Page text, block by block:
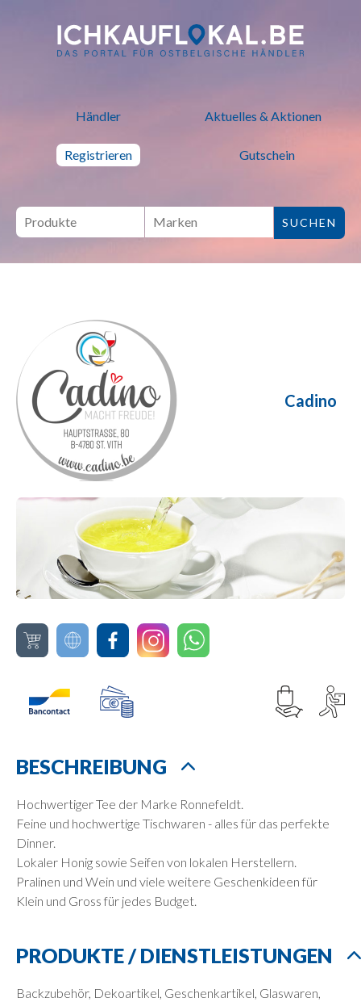
ich kauf lokal - Bei lokalen
Händler Aktuelles & Aktionen
Registrieren Gutschein
Cadino
BESCHREIBUNG
Hochwertiger Tee der Marke Ronnefeldt.
Feine und hochwertige Tischwaren - alles für das perfekte
Dinner.
Lokaler Honig sowie Seifen von lokalen Herstellern.
Pralinen und Wein und viele weitere Geschenkideen für
Klein und Gross für jedes Budget.
PRODUKTE / DIENSTLEISTUNGEN
Backzubehör, Dekoartikel, Geschenkartikel, Glaswaren,